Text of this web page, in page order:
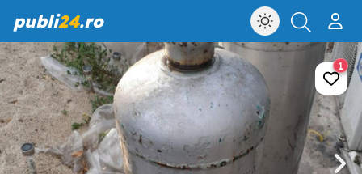
publi24.ro
1